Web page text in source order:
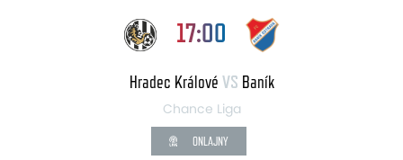
17:00
Hradec Králové VS Baník
Chance Liga
ONLAJNY